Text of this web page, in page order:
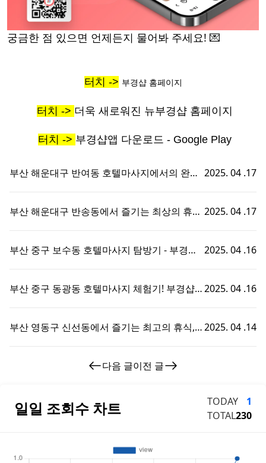
궁금한 점 있으면 언제든지 물어봐 주세요! 💌
터치 -> 부경샵 홈페이지
터치 -> 더욱 새로워진 뉴부경샵 홈페이지
터치 -> 부경샵앱 다운로드 - Google Play
부산 해운대구 반여동 호텔마사지에서의 완벽 2025. 04 .17
부산 해운대구 반송동에서 즐기는 최상의 휴식, 2025. 04 .17
부산 중구 보수동 호텔마사지 탐방기 - 부경샵
2025. 04 .16
부산 중구 동광동 호텔마사지 체험기! 부경샵에2025. 04 .16
부산 영동구 신선동에서 즐기는 최고의 휴식,
2025. 04 .14
다음 글이전 글
일일 조회수 차트 TODAY
1
TOTAL230